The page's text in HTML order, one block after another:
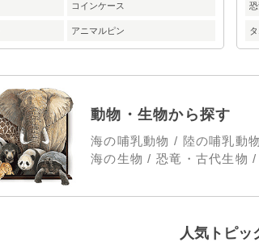
コインケース
アニマルピン
動物・生物から探す
海の哺乳動物 / 陸の哺乳動
海の生物 / 恐竜・古代生物
人気トピッ